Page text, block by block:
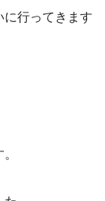
に行ってきます